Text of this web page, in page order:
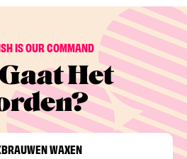
IS OUR COMMAND
Het
WAXEN